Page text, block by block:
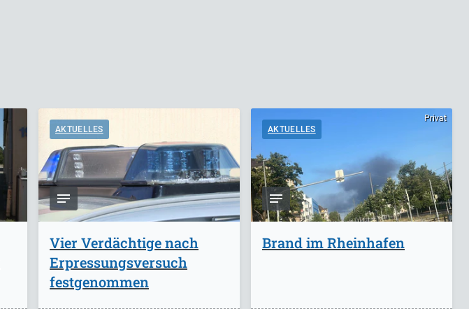
AKTUELLES
Vier Verdächtige nach
Erpressungsversuch
festgenommen
Privat
AKTUELLES
Brand im Rheinhafen